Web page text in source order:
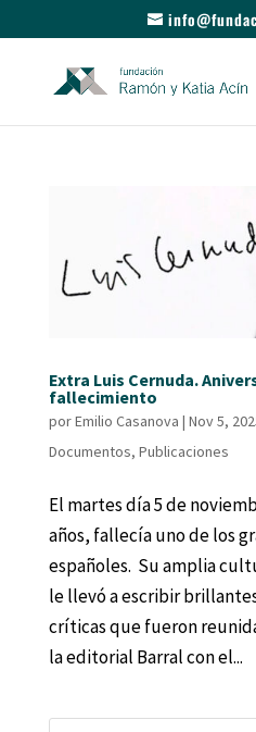
Extra Luis Cernuda.
fallecimiento
porEmilio Casanova | Nov 5,
Documentos, Publicaciones
El martes día 5 de
años, fallecía uno de los
españoles. Su amplia
le llevó a escribir
críticas que fueron
la editorial Barral con el...